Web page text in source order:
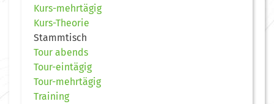
Kurs-mehrtägig
Kurs-Theorie
Stammtisch
Tour abends
Tour-eintägig
Tour-mehrtägig
Training